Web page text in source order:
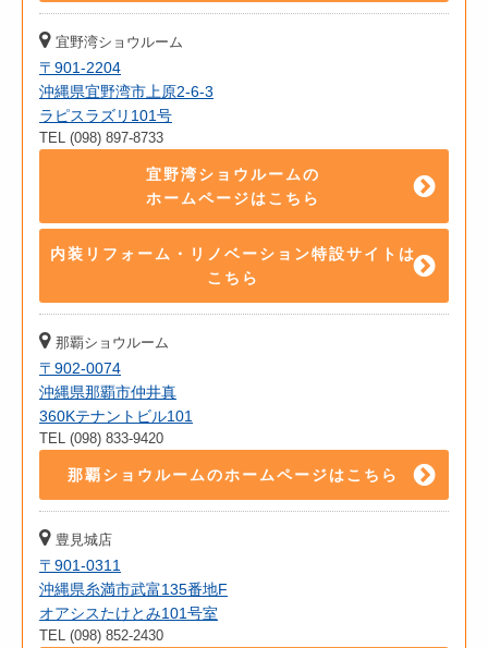
宜野湾ショウルーム
〒901-2204
沖縄県宜野湾市上原2-6-3
ラピスラズリ101号
TEL (098) 897-8733
宜野湾ショウルームの
ホームページはこちら
内装リフォーム・リノベーション特設サイトは
こちら
那覇ショウルーム
〒902-0074
沖縄県那覇市仲井真
360Kテナントビル101
TEL (098) 833-9420
那覇ショウルームのホームページはこちら
豊見城店
〒901-0311
沖縄県糸満市武富135番地F
オアシスたけとみ101号室
TEL (098) 852-2430